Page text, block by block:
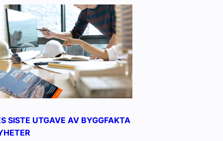
SISTE UTGAVE AV BYGGFAKTA